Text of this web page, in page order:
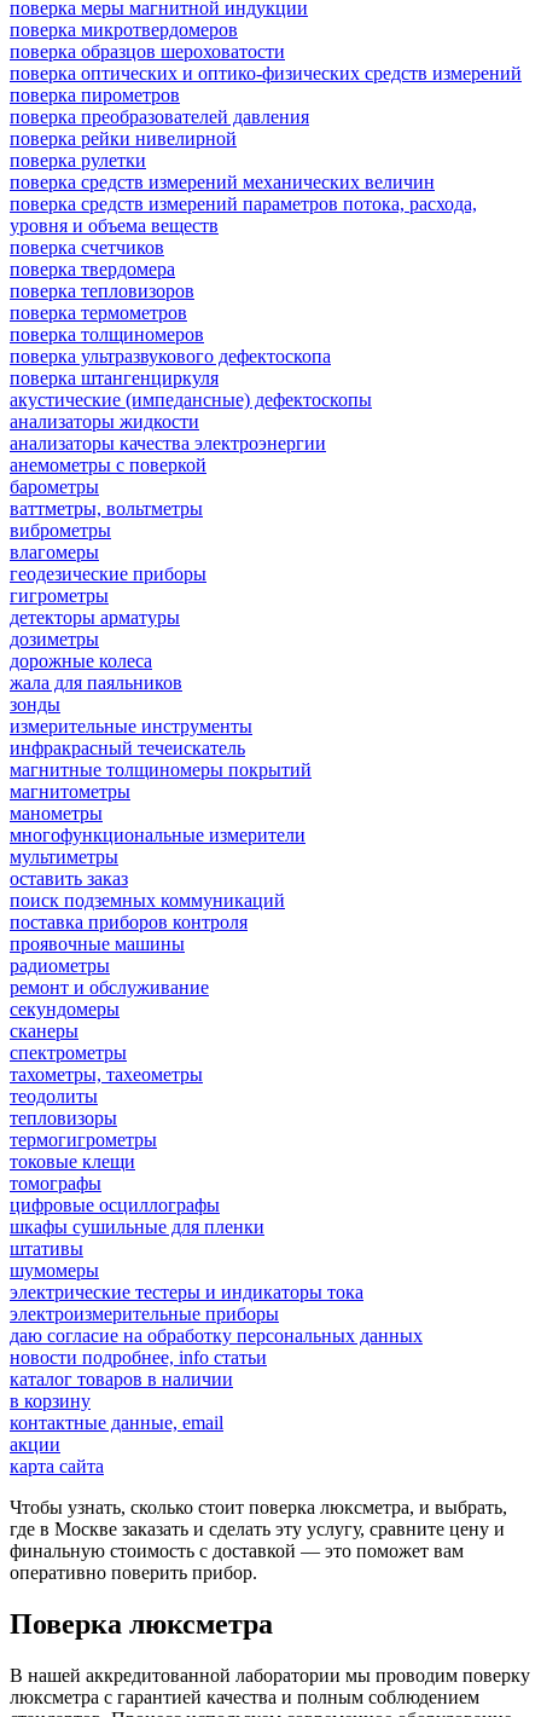
поверка меры магнитной индукции
поверка микротвердомеров
поверка образцов шероховатости
поверка оптических и оптико-физических средств измерений
поверка пирометров
поверка преобразователей давления
поверка рейки нивелирной
поверка рулетки
поверка средств измерений механических величин
поверка средств измерений параметров потока, расхода,
уровня и объема веществ
поверка счетчиков
поверка твердомера
поверка тепловизоров
поверка термометров
поверка толщиномеров
поверка ультразвукового дефектоскопа
поверка штангенциркуля
акустические (импедансные) дефектоскопы
анализаторы жидкости
анализаторы качества электроэнергии
анемометры с поверкой
барометры
ваттметры, вольтметры
виброметры
влагомеры
геодезические приборы
гигрометры
детекторы арматуры
дозиметры
дорожные колеса
жала для паяльников
зонды
измерительные инструменты
инфракрасный течеискатель
магнитные толщиномеры покрытий
магнитометры
манометры
многофункциональные измерители
мультиметры
оставить заказ
поиск подземных коммуникаций
поставка приборов контроля
проявочные машины
радиометры
ремонт и обслуживание
секундомеры
сканеры
спектрометры
тахометры, тахеометры
теодолиты
тепловизоры
термогигрометры
токовые клещи
томографы
цифровые осциллографы
шкафы сушильные для пленки
штативы
шумомеры
электрические тестеры и индикаторы тока
электроизмерительные приборы
даю согласие на обработку персональных данных
новости подробнее, info статьи
каталог товаров в наличии
в корзину
контактные данные, email
акции
карта сайта
Чтобы узнать, сколько стоит поверка люксметра, и выбрать,
где в Москве заказать и сделать эту услугу, сравните цену и
финальную стоимость с доставкой — это поможет вам
оперативно поверить прибор.
Поверка люксметра
В нашей аккредитованной лаборатории мы проводим поверку
люксметра с гарантией качества и полным соблюдением